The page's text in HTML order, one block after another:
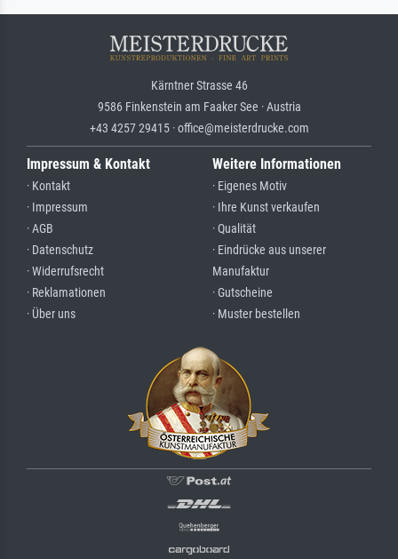
Kärntner Strasse 46
9586 Finkenstein am Faaker See · Austria
+43 4257 29415 · office@meisterdrucke.com
Impressum & Kontakt
· Kontakt
· Impressum
· AGB
· Datenschutz
· Widerrufsrecht
· Reklamationen
· Über uns
Weitere Informationen
· Eigenes Motiv
· Ihre Kunst verkaufen
· Qualität
· Eindrücke aus unserer
Manufaktur
· Gutscheine
· Muster bestellen